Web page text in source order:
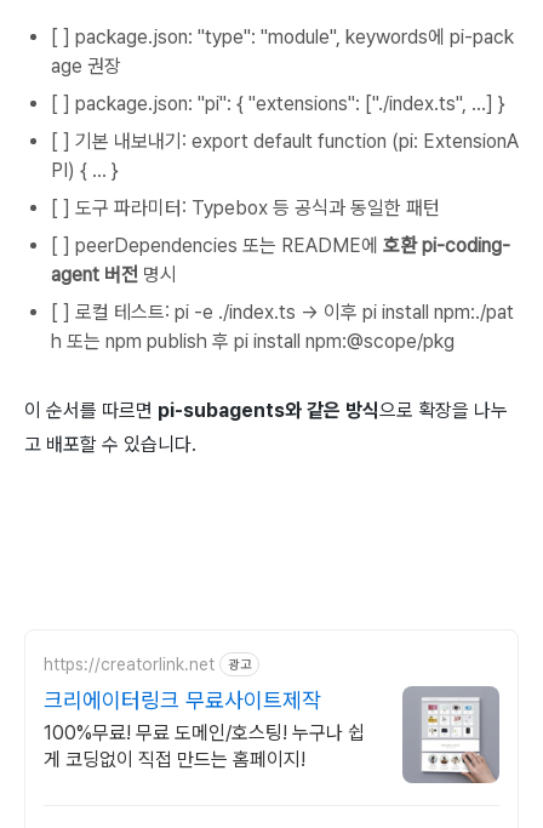
[ ] package.json: "type": "module", keywords에 pi-pack
age 권장
[ ] package.json: "pi": { "extensions": ["./index.ts", ...] }
[ ] 기본 내보내기: export default function (pi: ExtensionA
PI) { ... }
[ ] 도구 파라미터: Typebox 등 공식과 동일한 패턴
[ ] peerDependencies 또는 README에 호환 pi-coding-
agent 버전 명시
[ ] 로컬 테스트: pi -e ./index.ts → 이후 pi install npm:./pat
h 또는 npm publish 후 pi install npm:@scope/pkg
이 순서를 따르면 pi-subagents와 같은 방식으로 확장을 나누
고 배포할 수 있습니다.
https://creatorlink.net 광고
크리에이터링크 무료사이트제작
100%무료! 무료 도메인/호스팅! 누구나 쉽
게 코딩없이 직접 만드는 홈페이지!